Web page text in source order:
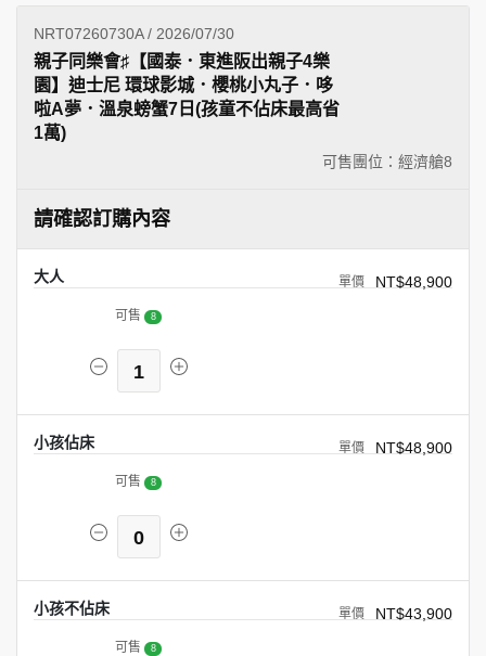
NRT07260730A / 2026/07/30
可售團位：經濟艙8
親子同樂會♯【國泰．東進阪出親子4樂
園】迪士尼 環球影城．櫻桃小丸子．哆
啦A夢．溫泉螃蟹7日(孩童不佔床最高省
1萬)
請確認訂購內容
大人 NT$48,900
可售 8
1
小孩佔床 NT$48,900
可售 8
0
小孩不佔床 NT$43,900
可售 8